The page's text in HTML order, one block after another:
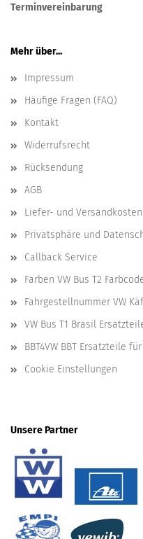
Terminvereinbarung
Mehr über...
Impressum
Häufige Fragen (FAQ)
Kontakt
Widerrufsrecht
Rücksendung
AGB
Liefer- und Versandkosten
Privatsphäre und
Callback Service
Farben VW Bus T2
Fahrgestellnummer VW
VW Bus T1 Brasil
BBT4VW BBT Ersatzteile für
Cookie Einstellungen
Unsere Partner